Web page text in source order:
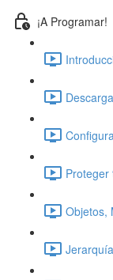
¡A Programar!
Proteger
Objetos,